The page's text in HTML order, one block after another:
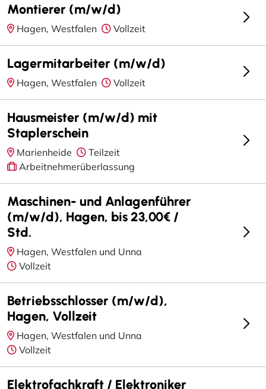
Montierer (m/w/d)
Hagen, Westfalen Vollzeit
Lagermitarbeiter (m/w/d)
Hagen, Westfalen Vollzeit
Hausmeister (m/w/d) mit
Staplerschein
Marienheide
Teilzeit
Arbeitnehmerüberlassung
Maschinen- und Anlagenführer
(m/w/d), Hagen, bis 23,00€ /
Std.
Hagen, Westfalen und Unna
Vollzeit
Betriebsschlosser (m/w/d),
Hagen, Vollzeit
Hagen, Westfalen und Unna
Vollzeit
Elektrofachkraft / Elektroniker